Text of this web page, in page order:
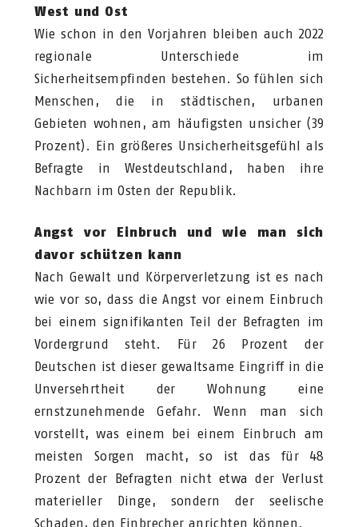
West und Ost
Wie schon in den Vorjahren bleiben auch 2022
regionale Unterschiede im
Sicherheitsempfinden bestehen. So fühlen sich
Menschen, die in städtischen, urbanen
Gebieten wohnen, am häufigsten unsicher (39
Prozent). Ein größeres Unsicherheitsgefühl als
Befragte in Westdeutschland, haben ihre
Nachbarn im Osten der Republik.
Angst vor Einbruch und wie man sich
davor schützen kann
Nach Gewalt und Körperverletzung ist es nach
wie vor so, dass die Angst vor einem Einbruch
bei einem signifikanten Teil der Befragten im
Vordergrund steht. Für 26 Prozent der
Deutschen ist dieser gewaltsame Eingriff in die
Unversehrtheit der Wohnung eine
ernstzunehmende Gefahr. Wenn man sich
vorstellt, was einem bei einem Einbruch am
meisten Sorgen macht, so ist das für 48
Prozent der Befragten nicht etwa der Verlust
materieller Dinge, sondern der seelische
Schaden, den Einbrecher anrichten können.